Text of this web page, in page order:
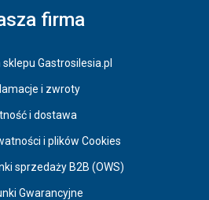
firma
Gastrosilesia.pl
i zwroty
i dostawa
i plików Cookies
sprzedaży B2B (OWS)
Gwarancyjne